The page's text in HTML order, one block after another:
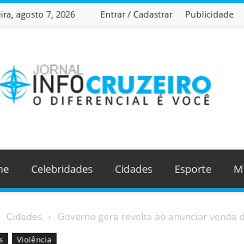
agosto 7, 2026 Entrar / Cadastrar Publicidade
Info
Cruzeiro
Celebridades Cidades Esporte
Cidades Governo gera revolta ao anunciar venda
Violência